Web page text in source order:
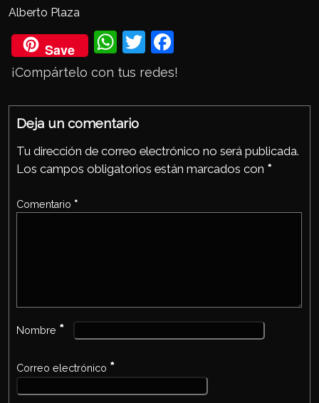
Alberto Plaza
Save
Wh
ats
p
Twi
tter
eb
¡Compártelo con tus redes!
Deja un comentario
Tu dirección de correo electrónico no será publicada.
Los campos obligatorios están marcados con *
Comentario *
Nombre *
Correo electrónico *